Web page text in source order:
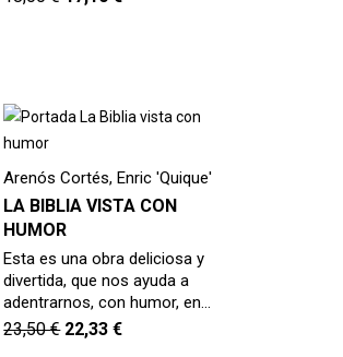
Arenós Cortés, Enric 'Quique'
LA BIBLIA VISTA CON
HUMOR
Esta es una obra deliciosa y
divertida, que nos ayuda a
adentrarnos, con humor, en…
23,50€ 22,33€